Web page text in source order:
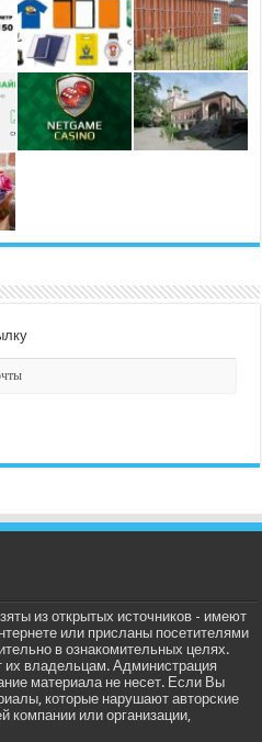
из открытых источников - имеют
или присланы посетителями
в ознакомительных целях.
владельцам. Администрация
материала не несет. Если Вы
которые нарушают авторские
или организации,